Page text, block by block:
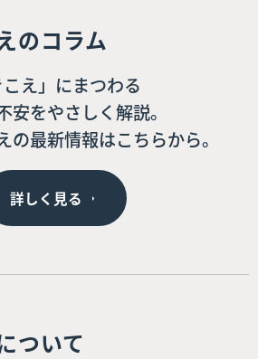
のコラム
こえ」にまつわる
安をやさしく解説。
の最新情報はこちらから。
詳しく見る
ついて